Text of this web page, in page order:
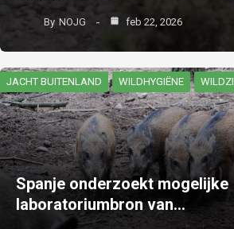
By NOJG feb 22, 2026
JACHT BUITENLAND WILDHYGIËNE
Spanje onderzoekt mogelijke
laboratoriumbron van…